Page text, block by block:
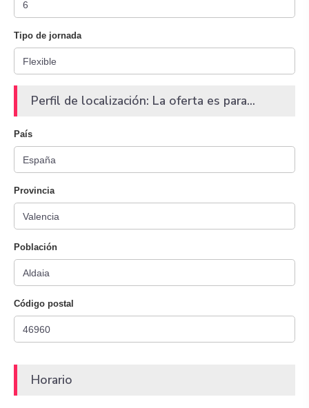
Tipo de jornada
Perfil de localización: La oferta es para...
País
Provincia
Población
Código postal
Horario